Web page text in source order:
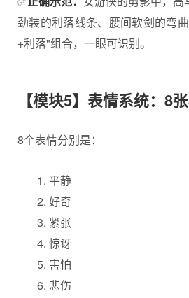
劲装的利落线条、腰间软剑的弯
+利落"组合，一眼可识别。
【模块5】表情系统：8
8个表情分别是：
平静
好奇
紧张
惊讶
害怕
悲伤